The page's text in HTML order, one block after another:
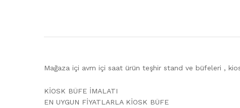
Mağaza içi avm içi saat ürün teşhir stand ve büfeleri ,
KİOSK BÜFE İMALATI
EN UYGUN FİYATLARLA KİOSK BÜFE